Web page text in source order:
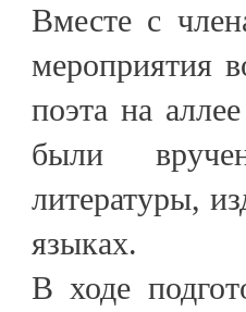
Вместе с
мероприятия
поэта на
были
литературы,
языках.
В ходе